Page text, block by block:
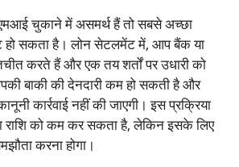
चुकाने में असमर्थ हैं तो सबसे अच्छा
हो सकता है। लोन सेटलमेंट में, आप बैंक या
करते हैं और एक तय शर्तों पर उधारी को
बाकी की देनदारी कम हो सकती है और
कार्रवाई नहीं की जाएगी। इस प्रक्रिया
को कम कर सकता है, लेकिन इसके लिए
करना होगा।